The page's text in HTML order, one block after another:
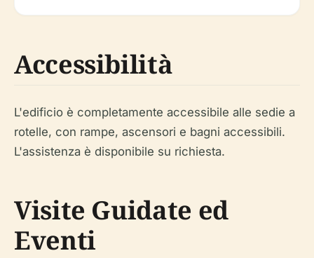
Accessibilità
L'edificio è completamente accessibile alle sedie a
rotelle, con rampe, ascensori e bagni accessibili.
L'assistenza è disponibile su richiesta.
Visite Guidate ed
Eventi